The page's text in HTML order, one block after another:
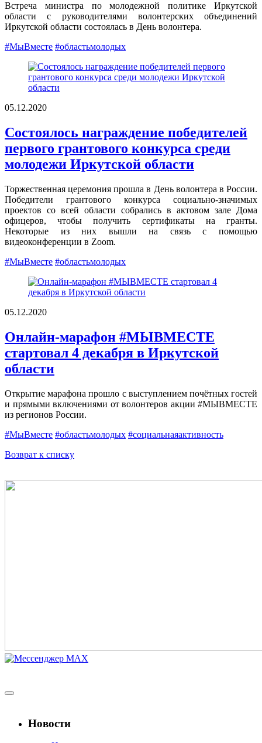
Встреча министра по молодежной политике Иркутской
области с руководителями волонтерских объединений
Иркутской области состоялась в День волонтера.
#МыВместе #областьмолодых
05.12.2020
Состоялось награждение победителей
первого грантового конкурса среди
молодежи Иркутской области
Торжественная церемония прошла в День волонтера в России.
Победители грантового конкурса социально-значимых
проектов со всей области собрались в актовом зале Дома
офицеров, чтобы получить сертификаты на гранты.
Некоторые из них вышли на связь с помощью
видеоконференции в Zoom.
#МыВместе #областьмолодых
05.12.2020
Онлайн-марафон #МЫВМЕСТЕ
стартовал 4 декабря в Иркутской
области
Открытие марафона прошло с выступлением почётных гостей
и прямыми включениями от волонтеров акции #МЫВМЕСТЕ
из регионов России.
#МыВместе #областьмолодых #социальнаяактивность
Возврат к списку
Новости